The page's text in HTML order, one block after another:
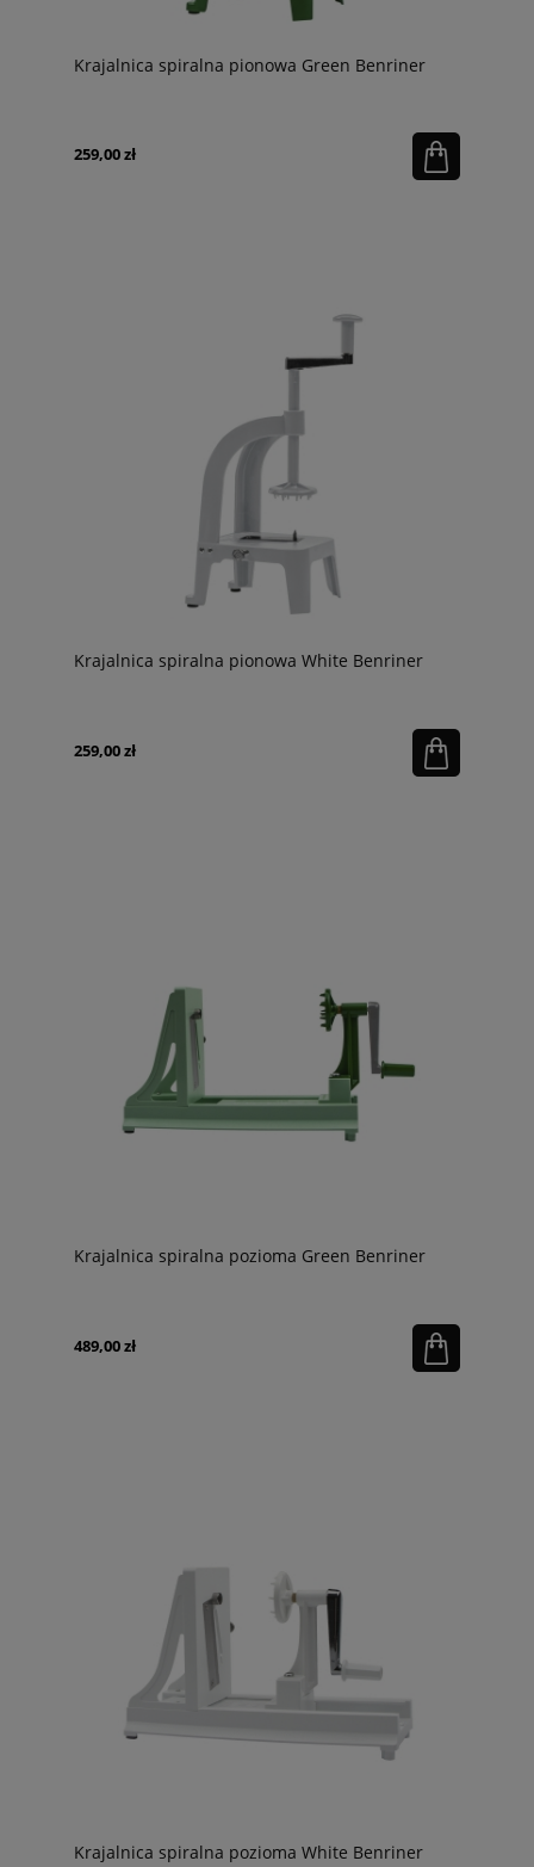
Krajalnica spiralna pionowa Green Benriner
259,00 zł
Krajalnica spiralna pionowa White Benriner
259,00 zł
Krajalnica spiralna pozioma Green Benriner
489,00 zł
Krajalnica spiralna pozioma White Benriner